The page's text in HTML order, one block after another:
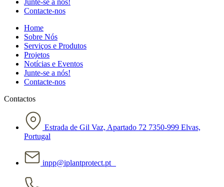
Contacte-nos
Home
Sobre Nós
Serviços e Produtos
Projetos
Notícias e Eventos
Junte-se a nós!
Contacte-nos
Contactos
Estrada de Gil Vaz, Apartado 72 7350-999 Elvas,
Portugal
inpp@iplantprotect.pt